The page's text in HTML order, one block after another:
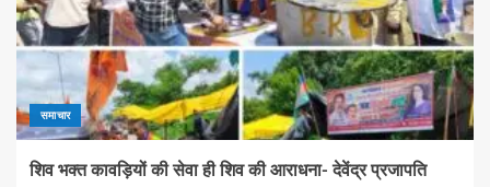
समाचार
शिव भक्त कावड़ियों की सेवा ही शिव की आराधना- देवेंद्र प्रजापति